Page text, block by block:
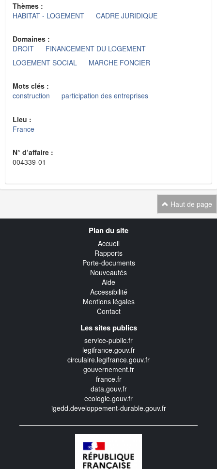
Thèmes :
HABITAT - LOGEMENT
CADRE JURIDIQUE
Domaines :
DROIT
FINANCEMENT DU LOGEMENT
LOGEMENT SOCIAL
MARCHE FONCIER
Mots clés :
construction
participation des entreprises
Lieu :
France
N° d’affaire :
004339-01
Haut de page
Plan du site
Accueil
Rapports
Porte-documents
Nouveautés
Aide
Accessibilité
Mentions légales
Contact
Les sites publics
service-public.fr
legifrance.gouv.fr
circulaire.legifrance.gouv.fr
gouvernement.fr
france.fr
data.gouv.fr
ecologie.gouv.fr
igedd.developpement-durable.gouv.fr